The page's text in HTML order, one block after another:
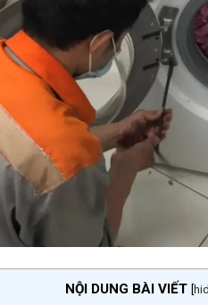
NỘI DUNG BÀI VIẾT [